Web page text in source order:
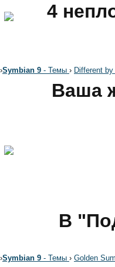
4
›Symbian 9 - Темы › Different
Ваша
В
›Symbian 9 - Темы › Golden